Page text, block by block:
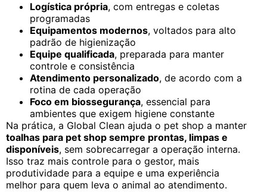
Logística própria, com entregas e coletas
programadas
Equipamentos modernos, voltados para alto
padrão de higienização
Equipe qualificada, preparada para manter
controle e consistência
Atendimento personalizado, de acordo com a
rotina de cada operação
Foco em biossegurança, essencial para
ambientes que exigem higiene constante
Na prática, a Global Clean ajuda o pet shop a manter
toalhas para pet shop sempre prontas, limpas e
disponíveis, sem sobrecarregar a operação interna.
Isso traz mais controle para o gestor, mais
produtividade para a equipe e uma experiência
melhor para quem leva o animal ao atendimento.